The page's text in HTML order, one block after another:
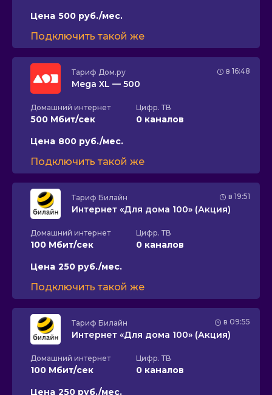
Цена 500 руб./мес.
Подключить такой же
в 16:48
Тариф Дом.ру
Mega XL — 500
Домашний интернет
500 Мбит/сек
Цифр. ТВ
0 каналов
Цена 800 руб./мес.
Подключить такой же
в 19:51
Тариф Билайн
Интернет «Для дома 100» (Акция)
Домашний интернет
100 Мбит/сек
Цифр. ТВ
0 каналов
Цена 250 руб./мес.
Подключить такой же
в 09:55
Тариф Билайн
Интернет «Для дома 100» (Акция)
Домашний интернет
100 Мбит/сек
Цифр. ТВ
0 каналов
Цена 250 руб./мес.